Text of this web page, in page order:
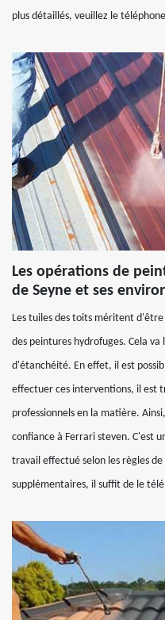
plus détaillés, veuillez le
Les opérations de
de Seyne et ses
Les tuiles des toits méritent
des peintures hydrofuges. Cela
d'étanchéité. En effet, il est
effectuer ces interventions, il est
professionnels en la matière.
confiance à Ferrari steven. C'est
travail effectué selon les règles
supplémentaires, il suffit de le